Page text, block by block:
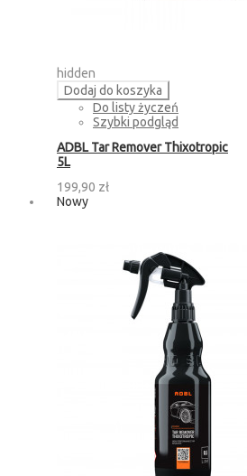
hidden
Dodaj do koszyka
Do listy życzeń
Szybki podgląd
ADBL Tar Remover Thixotropic
5L
199,90 zł
Nowy